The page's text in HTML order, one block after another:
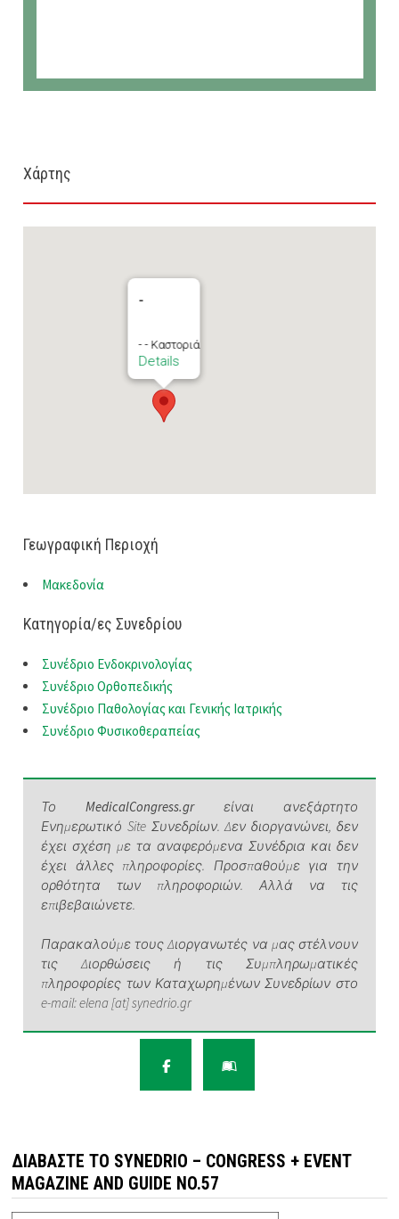
Χάρτης
-
- - Καστοριά
Details
Γεωγραφική Περιοχή
Μακεδονία
Κατηγορία/ες Συνεδρίου
Συνέδριο Ενδοκρινολογίας
Συνέδριο Ορθοπεδικής
Συνέδριο Παθολογίας και Γενικής Ιατρικής
Συνέδριο Φυσικοθεραπείας
ΤοMedicalCongress.grείναι ανεξάρτητο
Ενημερωτικό Site Συνεδρίων. Δεν διοργανώνει, δεν
έχει σχέση με τα αναφερόμενα Συνέδρια και δεν
έχει άλλες πληροφορίες. Προσπαθούμε για την
ορθότητα των πληροφοριών. Αλλά να τις
επιβεβαιώνετε.
Παρακαλούμε τους Διοργανωτές να μας στέλνουν
τις Διορθώσεις ή τις Συμπληρωματικές
πληροφορίες των Καταχωρημένων Συνεδρίων στο
e-mail: elena [at] synedrio.gr
ΔΙΑΒΆΣΤΕ ΤΟ SYNEDRIO – CONGRESS + EVENT
MAGAZINE AND GUIDE NO.57